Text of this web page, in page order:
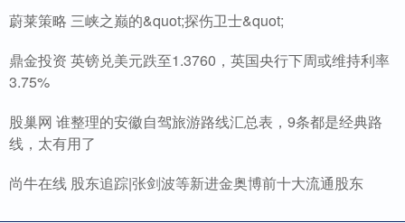
蔚莱策略 三峡之巅的&quot;探伤卫士&quot;
鼎金投资 英镑兑美元跌至1.3760，英国央行下周或维持利率
3.75%
股巢网 谁整理的安徽自驾旅游路线汇总表，9条都是经典路
线，太有用了
尚牛在线 股东追踪|张剑波等新进金奥博前十大流通股东